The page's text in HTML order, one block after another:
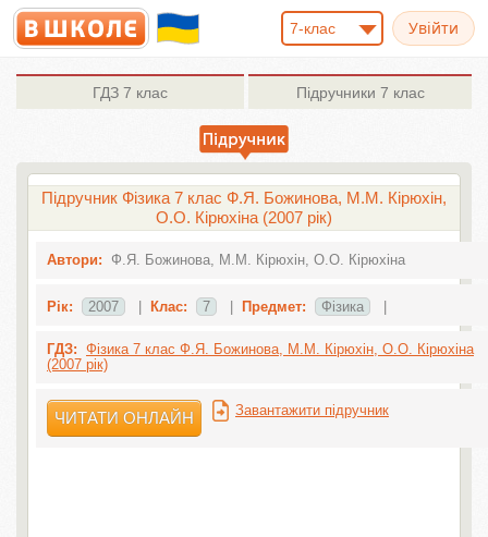
7-клас
ГДЗ 7 клас Підручники 7 клас
Підручник Фізика 7 клас Ф.Я. Божинова, М.М. Кірюхін,
О.О. Кірюхіна (2007 рік)
Автори: Ф.Я. Божинова, М.М. Кірюхін, О.О. Кірюхіна
Рік: 2007 Клас: 7 Предмет: Фізика
ГДЗ: Фізика 7 клас Ф.Я. Божинова, М.М. Кірюхін, О.О. Кірюхіна
(2007 рік)
ЧИТАТИ ОНЛАЙН Завантажити підручник